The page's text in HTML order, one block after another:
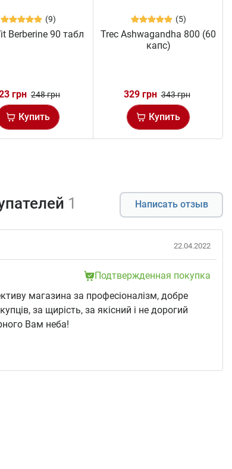
(9)
Berberine 90 табл
грн 248 грн
Купить
(5)
Trec Ashwagandha 800 (60
капс)
329 грн 343 грн
Купить
1 Написать отзыв
22.04.2022
Подтвержденная покупка
магазина за професіоналізм, добре
за щирість, за якісний і не дорогий
Вам неба!